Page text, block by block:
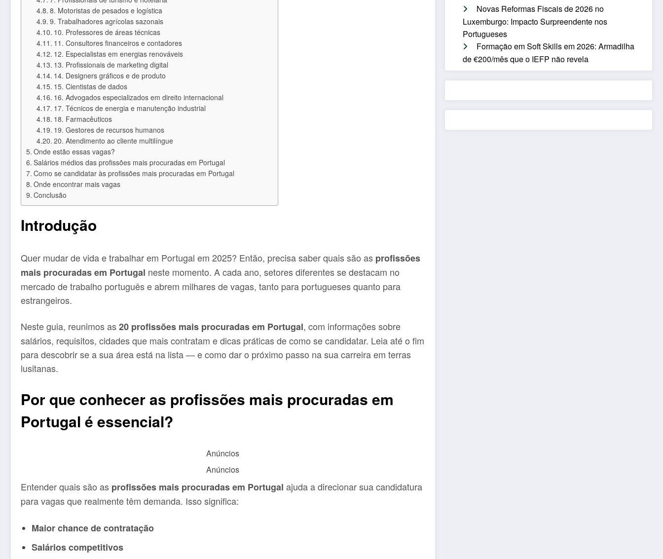
8. Motoristas de pesados e logística
9. Trabalhadores agrícolas sazonais
10. Professores de áreas técnicas
11. Consultores financeiros e contadores
12. Especialistas em energias renováveis
13. Profissionais de marketing digital
14. Designers gráficos e de produto
15. Cientistas de dados
16. Advogados especializados em direito internacional
17. Técnicos de energia e manutenção industrial
18. Farmacêuticos
19. Gestores de recursos humanos
20. Atendimento ao cliente multilíngue
Onde estão essas vagas?
Salários médios das profissões mais procuradas em Portugal
Como se candidatar às profissões mais procuradas em Portugal
Onde encontrar mais vagas
Conclusão
Introdução
Quer mudar de vida e trabalhar em Portugal em 2025? Então, precisa saber quais são as profissões
mais procuradas em Portugal neste momento. A cada ano, setores diferentes se destacam no
mercado de trabalho português e abrem milhares de vagas, tanto para portugueses quanto para
estrangeiros.
Neste guia, reunimos as20 profissões mais procuradas em Portugal, com informações sobre
salários, requisitos, cidades que mais contratam e dicas práticas de como se candidatar. Leia até o fim
para descobrir se a sua área está na lista — e como dar o próximo passo na sua carreira em terras
lusitanas.
Por que conhecer as profissões mais procuradas em
Portugal é essencial?
Anúncios
Anúncios
Entender quais são as profissões mais procuradas em Portugal ajuda a direcionar sua candidatura
para vagas que realmente têm demanda. Isso significa:
Maior chance de contratação
Salários competitivos
Novas Reformas Fiscais de 2026 no
Luxemburgo: Impacto Surpreendente nos
Portugueses
Formação em Soft Skills em 2026: Armadilha
de €200/mês que o IEFP não revela